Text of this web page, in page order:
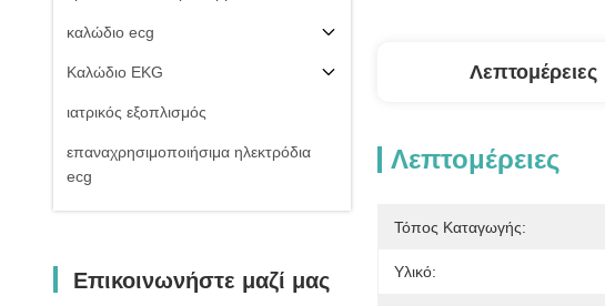
καλώδιο ecg
Καλώδιο EKG
ιατρικός εξοπλισμός
επαναχρησιμοποιήσιμα ηλεκτρόδια
ecg
Της εισβολής καλώδιο πίεσης του
μη της εισβολής μανσέτα πίεσης του
Επικοινωνήστε μαζί μας
Λεπτομέρειες
Λεπτομέρειες
Τόπος Καταγωγής:
Υλικό: